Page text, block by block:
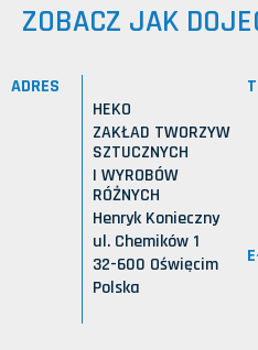
ZOBACZ JAK
ADRES
HEKO
ZAKŁAD TWORZYW
SZTUCZNYCH
I WYROBÓW
RÓŻNYCH
Henryk Konieczny
ul. Chemików 1
32-600 Oświęcim
Polska